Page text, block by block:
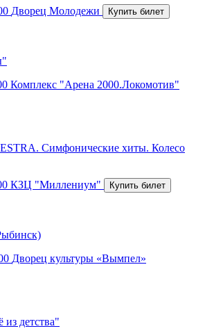
Дворец Молодежи
Комплекс "Арена 2000.Локомотив"
Симфонические хиты. Колесо
КЗЦ "Миллениум"
Дворец культуры «Вымпел»
детства"